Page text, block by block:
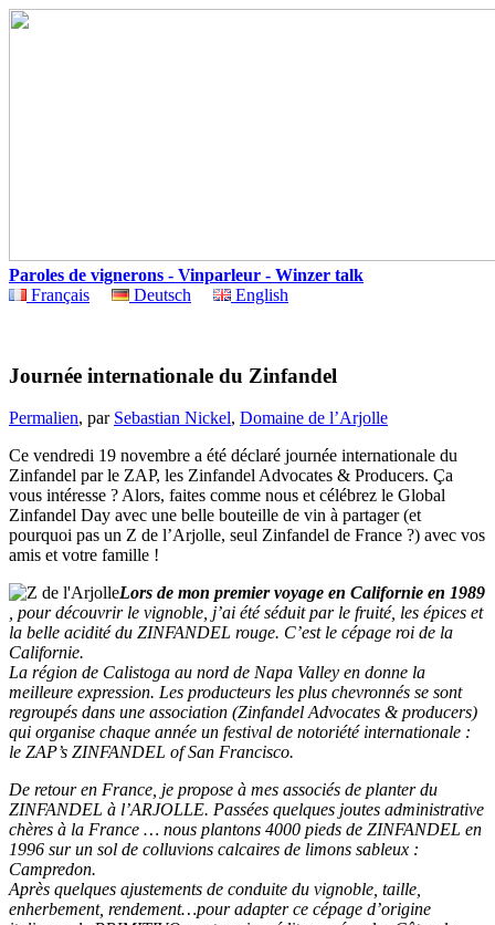
Paroles de vignerons - Vinparleur - Winzer talk
Français
Deutsch English
Journée internationale du Zinfandel
Permalien, par Sebastian Nickel, Domaine de l’Arjolle
Ce vendredi 19 novembre a été déclaré journée internationale du
Zinfandel par le ZAP, les Zinfandel Advocates & Producers. Ça
vous intéresse ? Alors, faites comme nous et célébrez le Global
Zinfandel Day avec une belle bouteille de vin à partager (et
pourquoi pas un Z de l’Arjolle, seul Zinfandel de France ?) avec vos
amis et votre famille !
Lors de mon premier voyage en Californie en 1989
, pour découvrir le vignoble, j’ai été séduit par le fruité, les épices et
la belle acidité du ZINFANDEL rouge. C’est le cépage roi de la
Californie.
La région de Calistoga au nord de Napa Valley en donne la
meilleure expression. Les producteurs les plus chevronnés se sont
regroupés dans une association (Zinfandel Advocates & producers)
qui organise chaque année un festival de notoriété internationale :
le ZAP’s ZINFANDEL of San Francisco.
De retour en France, je propose à mes associés de planter du
ZINFANDEL à l’ARJOLLE. Passées quelques joutes administrative
chères à la France … nous plantons 4000 pieds de ZINFANDEL en
1996 sur un sol de colluvions calcaires de limons sableux :
Campredon.
Après quelques ajustements de conduite du vignoble, taille,
enherbement, rendement…pour adapter ce cépage d’origine